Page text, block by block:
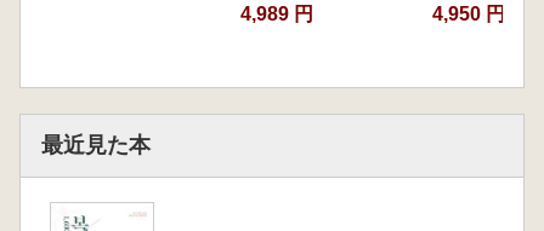
4,989 円 4,950 円
最近見た本